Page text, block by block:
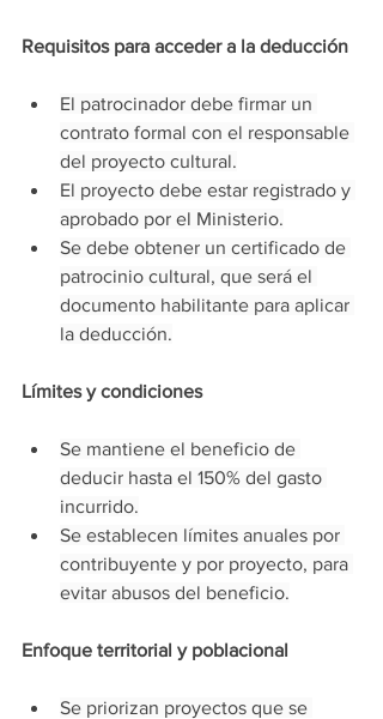
Requisitos para acceder a la deducción
El patrocinador debe firmar un
contrato formal con el responsable
del proyecto cultural.
El proyecto debe estar registrado y
aprobado por el Ministerio.
Se debe obtener un certificado de
patrocinio cultural, que será el
documento habilitante para aplicar
la deducción.
Límites y condiciones
Se mantiene el beneficio de
deducir hasta el 150% del gasto
incurrido.
Se establecen límites anuales por
contribuyente y por proyecto, para
evitar abusos del beneficio.
Enfoque territorial y poblacional
Se priorizan proyectos que se